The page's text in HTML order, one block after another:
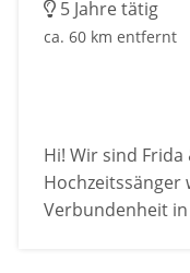
5 Jahre tätig
ca. 60 km entfernt
Hi! Wir sind
Hochzeitssänger
Verbundenheit